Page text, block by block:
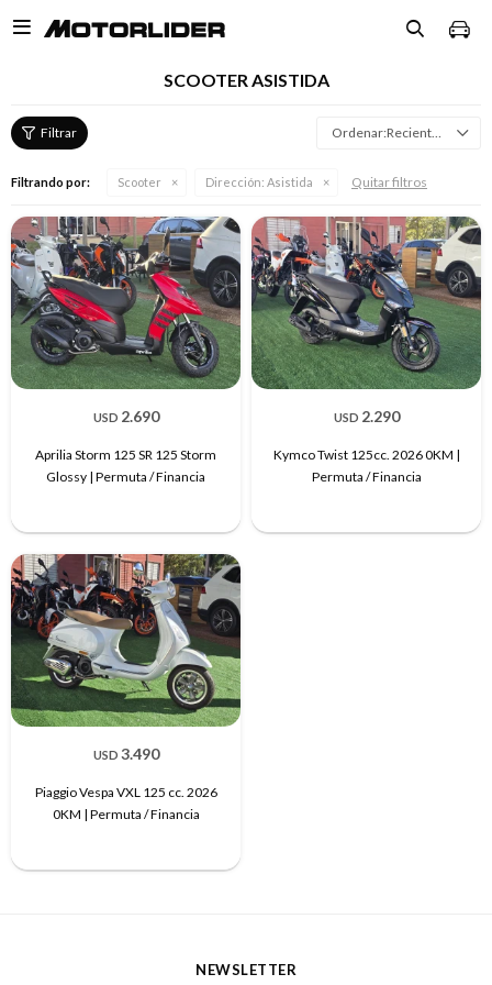

SCOOTER ASISTIDA
Recientes
Filtrando por: Scooter Dirección: Asistida Quitar filtros
USD 2.690
Aprilia Storm 125 SR 125 Storm
Glossy | Permuta / Financia
USD 2.290
Kymco Twist 125cc. 2026 0KM |
Permuta / Financia
USD 3.490
Piaggio Vespa VXL 125 cc. 2026
0KM | Permuta / Financia
NEWSLETTER